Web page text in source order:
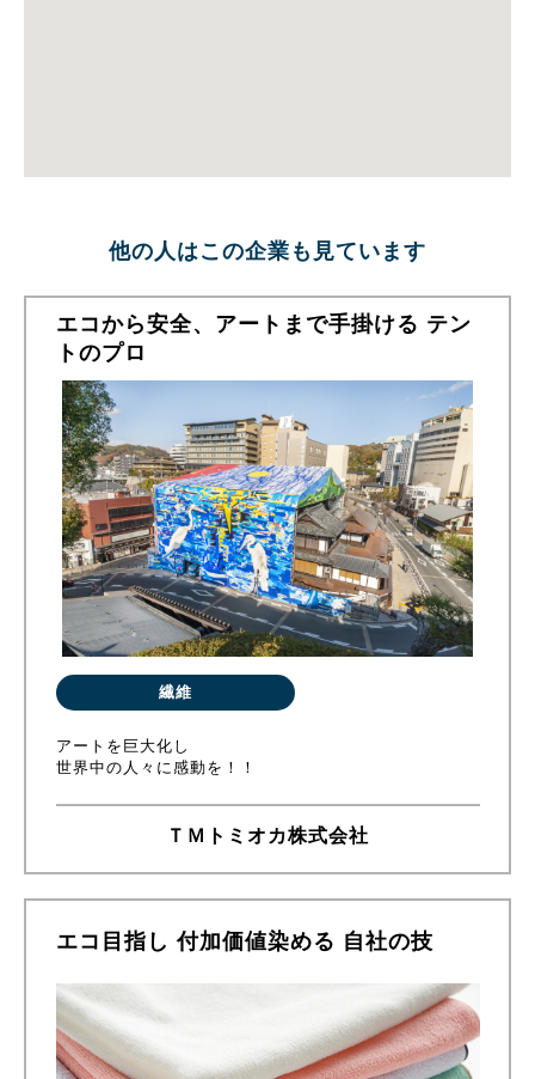
他の人はこの企業も見ています
エコから安全、アートまで手掛ける テン
トのプロ
繊維
アートを巨大化し
世界中の人々に感動を！！
ＴＭトミオカ株式会社
エコ目指し 付加価値染める 自社の技